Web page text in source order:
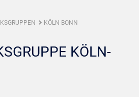
KÖLN-BONN
KÖLN-